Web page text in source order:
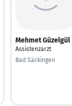
Mehmet Güzelgül
Assistenzarzt
Bad Säckingen